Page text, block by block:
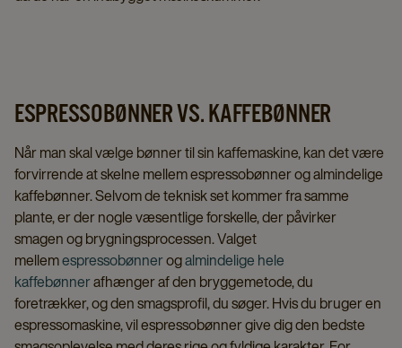
ESPRESSOBØNNER VS. KAFFEBØNNER
Når man skal vælge bønner til sin kaffemaskine, kan det være
forvirrende at skelne mellem espressobønner og almindelige
kaffebønner. Selvom de teknisk set kommer fra samme
plante, er der nogle væsentlige forskelle, der påvirker
smagen og brygningsprocessen. Valget
mellemespressobønnerogalmindelige hele
kaffebønnerafhænger af den bryggemetode, du
foretrækker, og den smagsprofil, du søger. Hvis du bruger en
espressomaskine, vil espressobønner give dig den bedste